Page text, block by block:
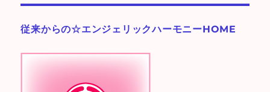
ー
従来からの☆エンジェリックハーモニーHOME